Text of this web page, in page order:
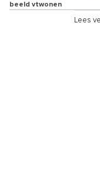
beeld vtwonen
Lees